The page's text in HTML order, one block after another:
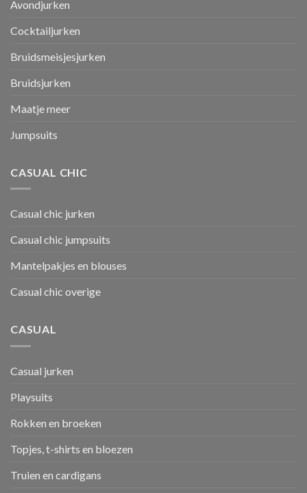
Avondjurken
Cocktailjurken
Bruidsmeisjesjurken
Bruidsjurken
Maatje meer
Jumpsuits
CASUAL CHIC
Casual chic jurken
Casual chic jumpsuits
Mantelpakjes en blouses
Casual chic overige
CASUAL
Casual jurken
Playsuits
Rokken en broeken
Topjes, t-shirts en bloezen
Truien en cardigans